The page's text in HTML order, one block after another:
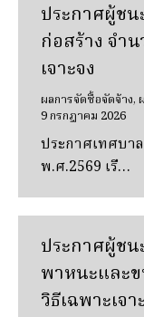
ประกาศผู้ชน
ก่อสร้าง จํา
เจาะจง
ผลการจัดซื้อจัดจ้าง,
9 กรกฎาคม 2026
ประกาศเทศบา
พ.ศ.2569 เรื…
ประกาศผู้ช
พาหนะและข
วิธีเฉพาะเจา